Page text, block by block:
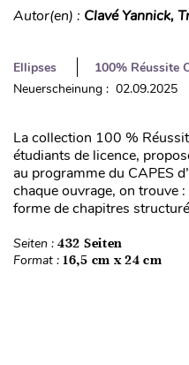
Autor(en) : Clavé Yannick,
Ellipses
100% Réussite
Neuerscheinung : 02.09.2025
La collection 100 %
étudiants de licence,
au programme du CAPES
chaque ouvrage, on trouve
forme de chapitres
Seiten : 432 Seiten
Format : 16,5 cm x 24 cm